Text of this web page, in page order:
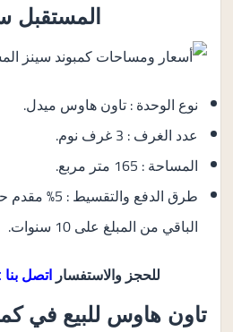
المستقبل
نوع الوحدة : تاون هاوس ميدل.
عدد الغرف : 3 غرف نوم.
المساحة : 165 متر مربع.
طرق الدفع
الباقي من المبلغ على 10 سنوات.
للحجز والاستفسار اتصل بنا :
تاون هاوس للبيع في